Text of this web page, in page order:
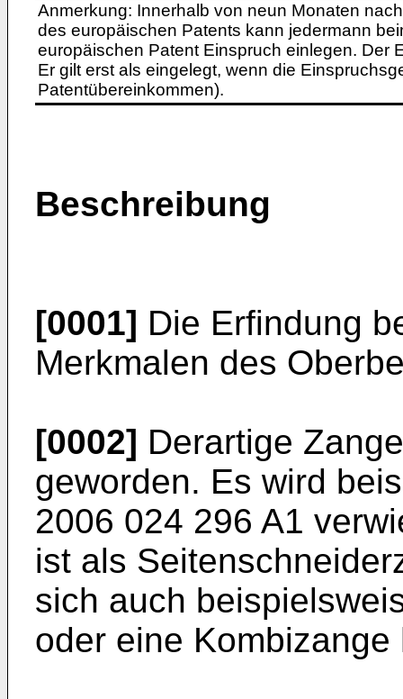
Anmerkung: Innerhalb von neun Monaten
des europäischen Patents kann jedermann
europäischen Patent Einspruch einlegen. Der
Er gilt erst als eingelegt, wenn die
Patentübereinkommen).
Beschreibung
[0001] Die Erfindung
Merkmalen des
[0002] Derartige
geworden. Es wird
2006 024 296 A1
ist als
sich auch
oder eine Kombizange